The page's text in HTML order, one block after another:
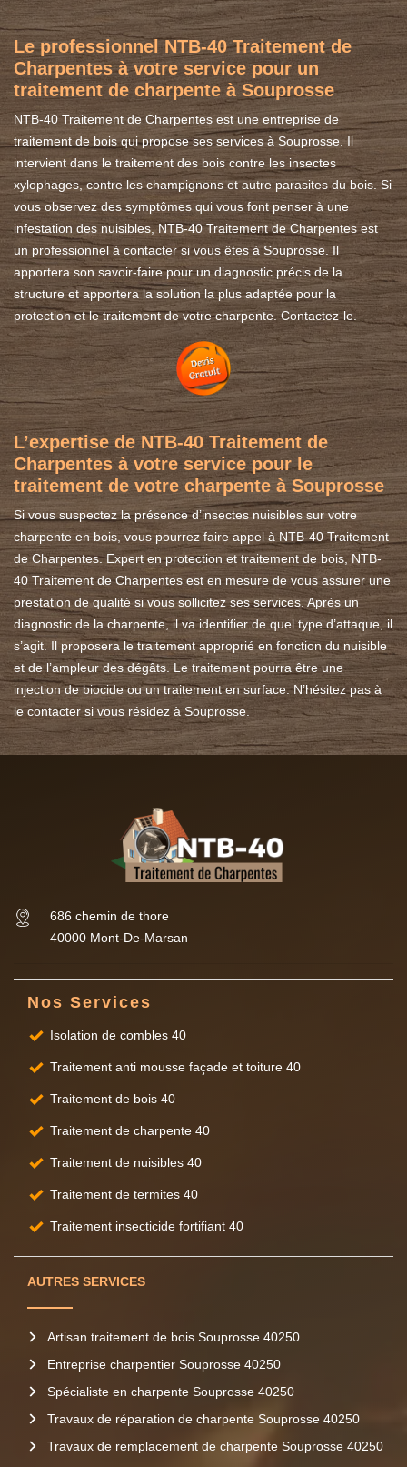
Le professionnel NTB-40 Traitement de
Charpentes à votre service pour un
traitement de charpente à Souprosse
NTB-40 Traitement de Charpentes est une entreprise de
traitement de bois qui propose ses services à Souprosse. Il
intervient dans le traitement des bois contre les insectes
xylophages, contre les champignons et autre parasites du bois. Si
vous observez des symptômes qui vous font penser à une
infestation des nuisibles, NTB-40 Traitement de Charpentes est
un professionnel à contacter si vous êtes à Souprosse. Il
apportera son savoir-faire pour un diagnostic précis de la
structure et apportera la solution la plus adaptée pour la
protection et le traitement de votre charpente. Contactez-le.
L’expertise de NTB-40 Traitement de
Charpentes à votre service pour le
traitement de votre charpente à Souprosse
Si vous suspectez la présence d’insectes nuisibles sur votre
charpente en bois, vous pourrez faire appel à NTB-40 Traitement
de Charpentes. Expert en protection et traitement de bois, NTB-
40 Traitement de Charpentes est en mesure de vous assurer une
prestation de qualité si vous sollicitez ses services. Après un
diagnostic de la charpente, il va identifier de quel type d’attaque, il
s’agit. Il proposera le traitement approprié en fonction du nuisible
et de l’ampleur des dégâts. Le traitement pourra être une
injection de biocide ou un traitement en surface. N’hésitez pas à
le contacter si vous résidez à Souprosse.
686 chemin de thore
40000 Mont-De-Marsan
Nos Services
Isolation de combles 40
Traitement anti mousse façade et toiture 40
Traitement de bois 40
Traitement de charpente 40
Traitement de nuisibles 40
Traitement de termites 40
Traitement insecticide fortifiant 40
AUTRES SERVICES
Artisan traitement de bois Souprosse 40250
Entreprise charpentier Souprosse 40250
Spécialiste en charpente Souprosse 40250
Travaux de réparation de charpente Souprosse 40250
Travaux de remplacement de charpente Souprosse 40250